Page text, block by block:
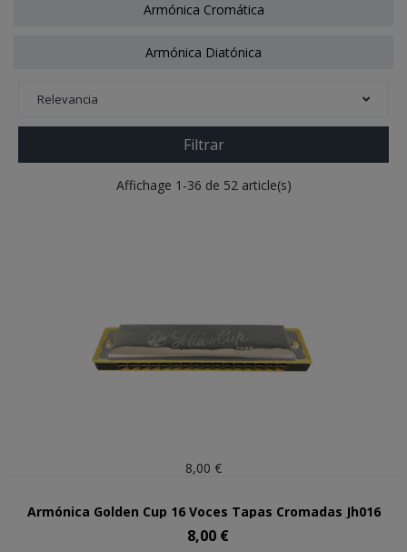
Armónica Cromática
Armónica Diatónica
Relevancia
Filtrar
Affichage 1-36 de 52 article(s)
8,00 €
Armónica Golden Cup 16 Voces Tapas Cromadas Jh016
Precio
8,00 €